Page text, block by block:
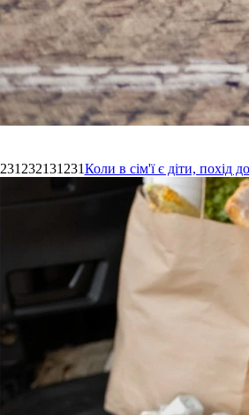
231232131231Коли в сім'ї є діти,